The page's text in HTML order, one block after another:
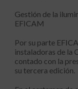
Gestión de la
EFICAM
Por su parte
instaladoras de la
contado con la
su tercera edición.